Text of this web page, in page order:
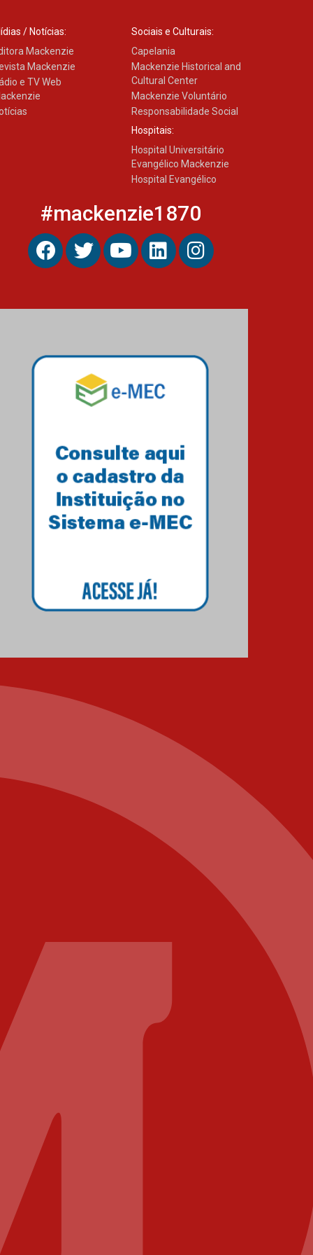
/ Notícias:
Mackenzie
Mackenzie
e TV Web
Sociais e Culturais:
Capelania
Mackenzie Historical and
Cultural Center
Mackenzie Voluntário
Responsabilidade Social
Hospitais:
Hospital Universitário
Evangélico Mackenzie
Hospital Evangélico
#mackenzie1870